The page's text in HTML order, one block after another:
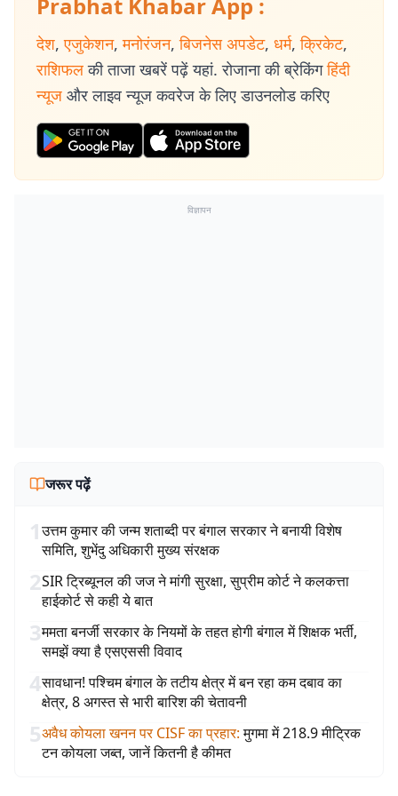
देश, एजुकेशन, मनोरंजन, बिजनेस अपडेट, धर्म, क्रिकेट,
राशिफल की ताजा खबरें पढ़ें यहां. रोजाना की ब्रेकिंग हिंदी
न्यूज और लाइव न्यूज कवरेज के लिए डाउनलोड करिए
विज्ञापन
जरूर पढ़ें
1उत्तम कुमार की जन्म शताब्दी पर बंगाल सरकार ने बनायी विशेष
समिति, शुभेंदु अधिकारी मुख्य संरक्षक
2SIR ट्रिब्यूनल की जज ने मांगी सुरक्षा, सुप्रीम कोर्ट ने कलकत्ता
हाईकोर्ट से कही ये बात
3ममता बनर्जी सरकार के नियमों के तहत होगी बंगाल में शिक्षक भर्ती,
समझें क्या है एसएससी विवाद
4सावधान! पश्चिम बंगाल के तटीय क्षेत्र में बन रहा कम दबाव का
क्षेत्र, 8 अगस्त से भारी बारिश की चेतावनी
5अवैध कोयला खनन पर CISF का प्रहार: मुगमा में 218.9 मीट्रिक
टन कोयला जब्त, जानें कितनी है कीमत